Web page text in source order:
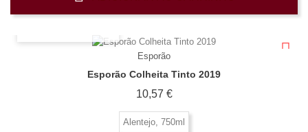
Esporão
Esporão Colheita Tinto 2019
10,57 €Preço
Alentejo, 750ml